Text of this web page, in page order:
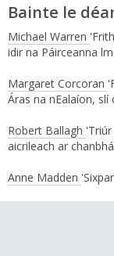
Bainte le
Michael Warren
idir na Páirceanna
Margaret Corcoran
Áras na nEalaíon, slí
Robert Ballagh
aicrileach ar
Anne Madden